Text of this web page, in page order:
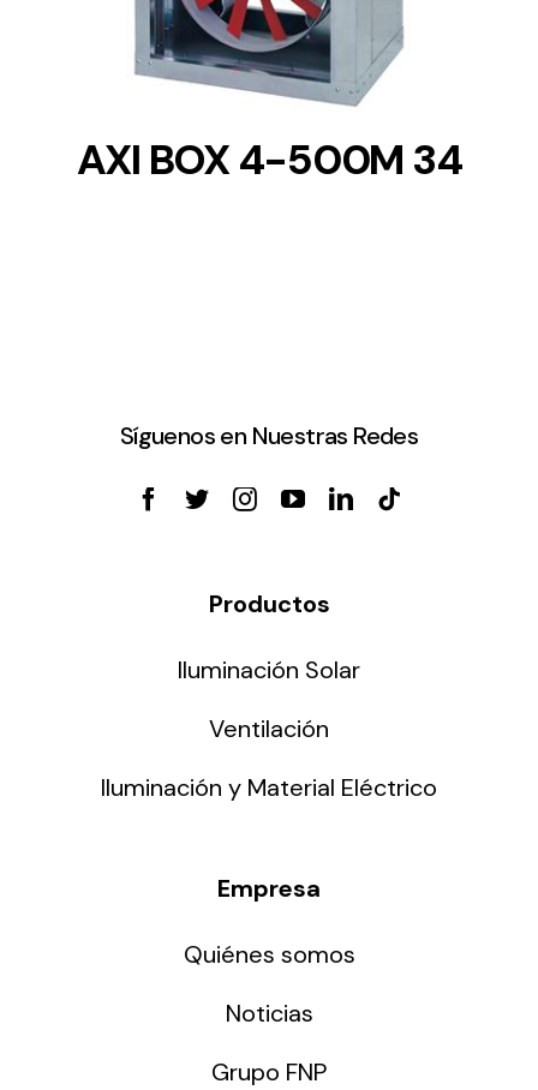
AXI BOX 4-500M 34
Síguenos en Nuestras Redes
Productos
Iluminación Solar
Ventilación
Iluminación y Material Eléctrico
Empresa
Quiénes somos
Noticias
Grupo FNP